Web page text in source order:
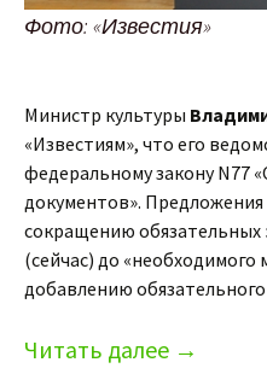
Фото: «Известия»
Министр культуры
«Известиям», что его
федеральному закону N77
документов». Предложения
сокращению обязательных
(сейчас) до «необходимого
добавлению
Читать далее →